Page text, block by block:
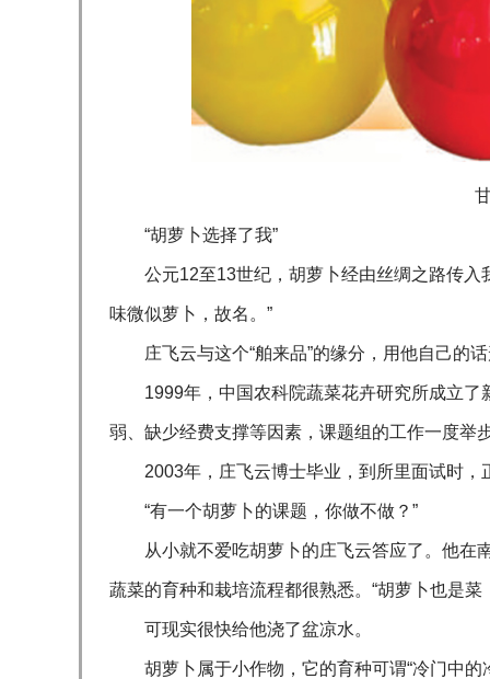
“胡萝卜选择了我”
公元12至13世纪，胡萝卜经由丝绸之路传
味微似萝卜，故名。”
庄飞云与这个“舶来品”的缘分，用他自己的
1999年，中国农科院蔬菜花卉研究所成立
弱、缺少经费支撑等因素，课题组的工作一度举
2003年，庄飞云博士毕业，到所里面试时
“有一个胡萝卜的课题，你做不做？”
从小就不爱吃胡萝卜的庄飞云答应了。他在
蔬菜的育种和栽培流程都很熟悉。“胡萝卜也是菜
可现实很快给他浇了盆凉水。
胡萝卜属于小作物，它的育种可谓“冷门中的